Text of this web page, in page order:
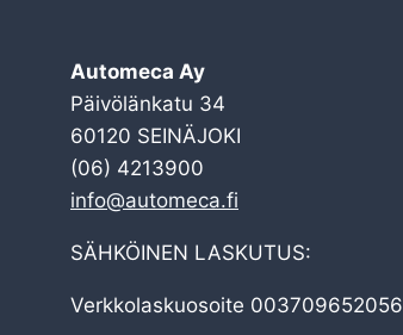
Automeca Ay
Päivölänkatu 34
60120 SEINÄJOKI
(06) 4213900
info@automeca.fi
SÄHKÖINEN LASKUTUS:
Verkkolaskuosoite 003709652056